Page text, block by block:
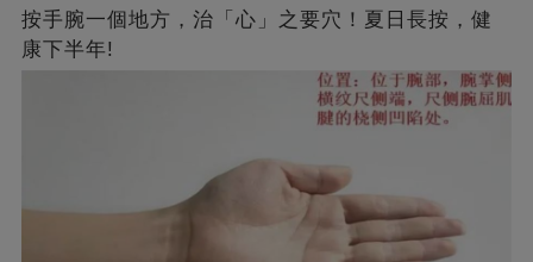
按手腕一個地方，治「心」之要穴！夏日長按，健
康下半年!